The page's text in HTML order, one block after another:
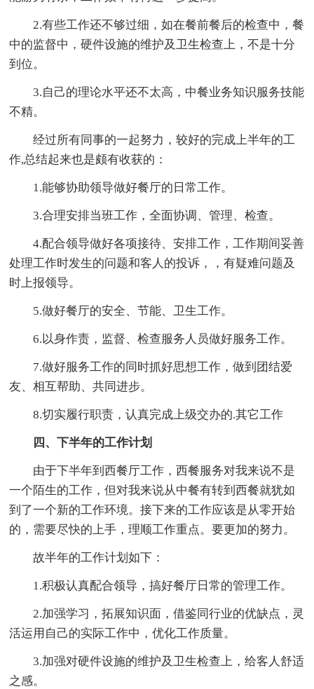
2.有些工作还不够过细，如在餐前餐后的检查中，餐
中的监督中，硬件设施的维护及卫生检查上，不是十分
到位。
3.自己的理论水平还不太高，中餐业务知识服务技能
不精。
经过所有同事的一起努力，较好的完成上半年的工
作,总结起来也是颇有收获的：
1.能够协助领导做好餐厅的日常工作。
3.合理安排当班工作，全面协调、管理、检查。
4.配合领导做好各项接待、安排工作，工作期间妥善
处理工作时发生的问题和客人的投诉，，有疑难问题及
时上报领导。
5.做好餐厅的安全、节能、卫生工作。
6.以身作责，监督、检查服务人员做好服务工作。
7.做好服务工作的同时抓好思想工作，做到团结爱
友、相互帮助、共同进步。
8.切实履行职责，认真完成上级交办的.其它工作
四、下半年的工作计划
由于下半年到西餐厅工作，西餐服务对我来说不是
一个陌生的工作，但对我来说从中餐有转到西餐就犹如
到了一个新的工作环境。接下来的工作应该是从零开始
的，需要尽快的上手，理顺工作重点。要更加的努力。
故半年的工作计划如下：
1.积极认真配合领导，搞好餐厅日常的管理工作。
2.加强学习，拓展知识面，借鉴同行业的优缺点，灵
活运用自己的实际工作中，优化工作质量。
3.加强对硬件设施的维护及卫生检查上，给客人舒适
之感。